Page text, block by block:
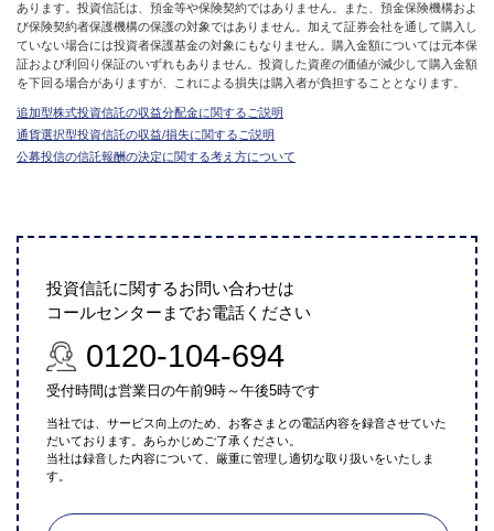
あります。投資信託は、預金等や保険契約ではありません。また、預金保険機構およ
び保険契約者保護機構の保護の対象ではありません。加えて証券会社を通して購入し
ていない場合には投資者保護基金の対象にもなりません。購入金額については元本保
証および利回り保証のいずれもありません。投資した資産の価値が減少して購入金額
を下回る場合がありますが、これによる損失は購入者が負担することとなります。
追加型株式投資信託の収益分配金に関するご説明
通貨選択型投資信託の収益/損失に関するご説明
公募投信の信託報酬の決定に関する考え方について
投資信託に関するお問い合わせは
コールセンターまでお電話ください
0120-104-694
受付時間は営業日の午前9時～午後5時です
当社では、サービス向上のため、お客さまとの電話内容を録音させていた
だいております。あらかじめご了承ください。
当社は録音した内容について、厳重に管理し適切な取り扱いをいたしま
す。